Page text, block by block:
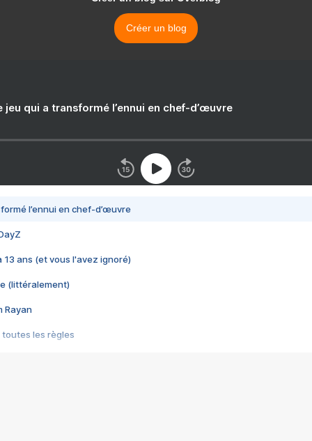
Créer un blog
jeu qui a transformé l’ennui en chef-d’œuvre
l’ennui en chef-d’œuvre
13 ans (et vous l'avez ignoré)
(littéralement)
Rayan
toutes les règles